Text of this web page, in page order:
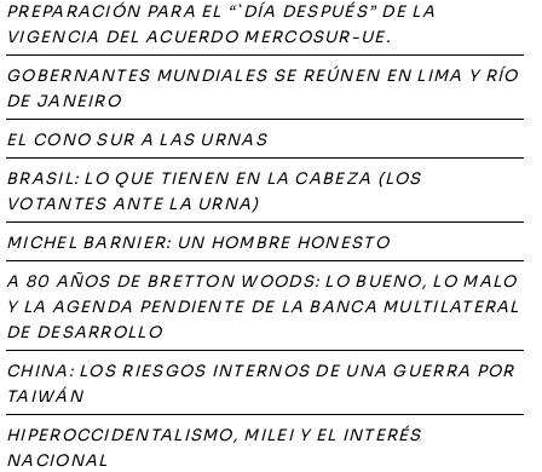
PREPARACIÓN PARA EL “`DÍA DESPUÉS” DE LA
VIGENCIA DEL ACUERDO MERCOSUR-UE.
GOBERNANTES MUNDIALES SE REÚNEN EN LIMA Y RÍO
DE JANEIRO
EL CONO SUR A LAS URNAS
BRASIL: LO QUE TIENEN EN LA CABEZA (LOS
VOTANTES ANTE LA URNA)
MICHEL BARNIER: UN HOMBRE HONESTO
A 80 AÑOS DE BRETTON WOODS: LO BUENO, LO MALO
Y LA AGENDA PENDIENTE DE LA BANCA MULTILATERAL
DE DESARROLLO
CHINA: LOS RIESGOS INTERNOS DE UNA GUERRA POR
TAIWÁN
HIPEROCCIDENTALISMO, MILEI Y EL INTERÉS
NACIONAL